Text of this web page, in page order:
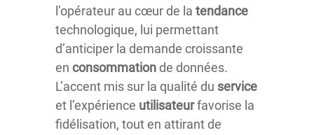
l’opérateur au cœur de la tendance
technologique, lui permettant
d’anticiper la demande croissante
en consommation de données.
L’accent mis sur la qualité du service
et l’expérience utilisateurfavorise la
fidélisation, tout en attirant de